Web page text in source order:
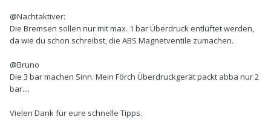
@Nachtaktiver:
Die Bremsen sollen nur mit max. 1 bar Überdruck entlüftet werden,
da wie du schon schreibst, die ABS Magnetventile zumachen.
@Bruno
Die 3 bar machen Sinn. Mein Förch Überdruckgerät packt abba nur 2
bar....
Vielen Dank für eure schnelle Tipps.